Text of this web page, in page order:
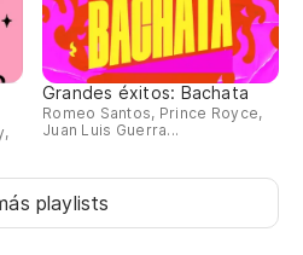
Grandes éxitos: Bachata
Romeo Santos, Prince Royce,
Juan Luis Guerra...
playlists